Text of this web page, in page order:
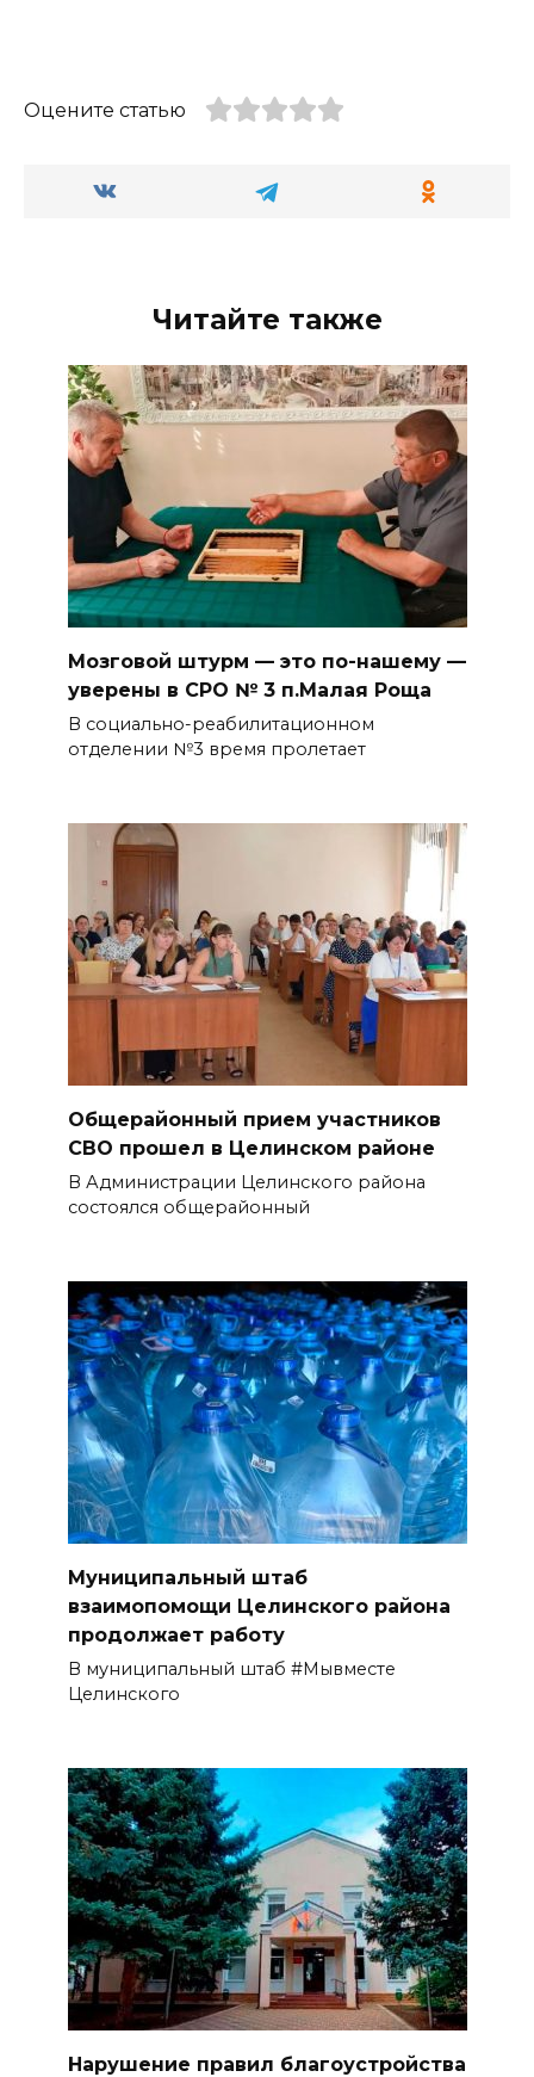
Оцените статью
Читайте также
Мозговой штурм — это по-нашему —
уверены в СРО № 3 п.Малая Роща
В социально-реабилитационном
отделении №3 время пролетает
Общерайонный прием участников
СВО прошел в Целинском районе
В Администрации Целинского района
состоялся общерайонный
Муниципальный штаб
взаимопомощи Целинского района
продолжает работу
В муниципальный штаб #Мывместе
Целинского
Нарушение правил благоустройства